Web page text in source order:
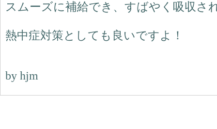
スムーズに補給でき、すばやく吸収さ
熱中症対策としても良いですよ！
by hjm